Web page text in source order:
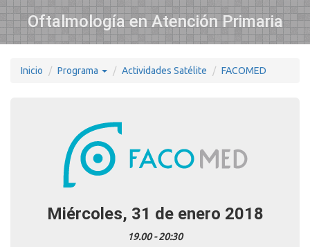
Oftalmología en Atención Primaria
Inicio Programa Actividades Satélite FACOMED
Miércoles, 31 de enero 2018
19.00 - 20:30